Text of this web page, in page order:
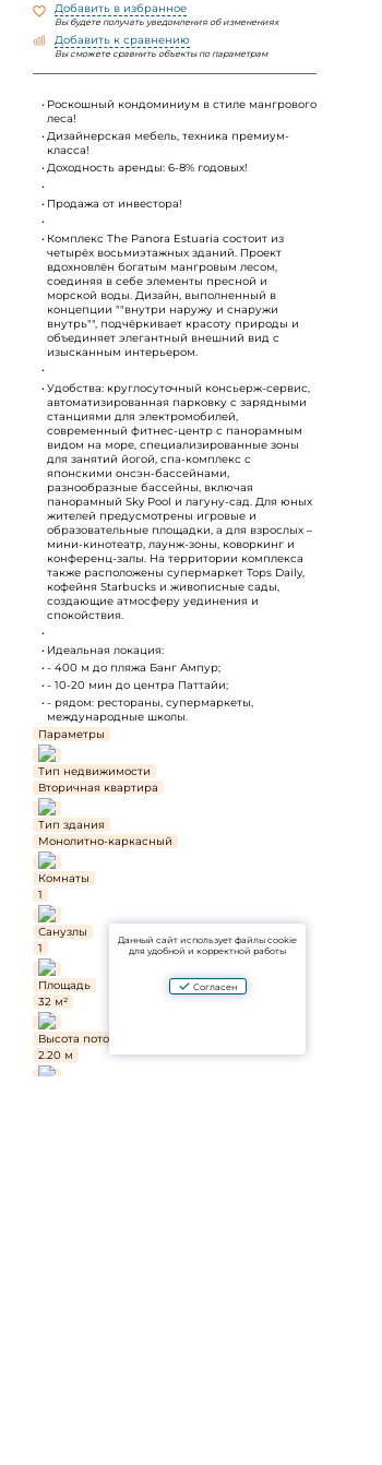
Добавить в избранное
Вы будете получать уведомления об изменениях
Добавить к сравнению
Вы сможете сравнить объекты по параметрам
Роскошный кондоминиум в стиле мангрового
леса!
Дизайнерская мебель, техника премиум-
класса!
Доходность аренды: 6-8% годовых!
Продажа от инвестора!
Комплекс The Panora Estuaria состоит из
четырёх восьмиэтажных зданий. Проект
вдохновлён богатым мангровым лесом,
соединяя в себе элементы пресной и
морской воды. Дизайн, выполненный в
концепции ""внутри наружу и снаружи
внутрь"", подчёркивает красоту природы и
объединяет элегантный внешний вид с
изысканным интерьером.
Удобства: круглосуточный консьерж-сервис,
автоматизированная парковку с зарядными
станциями для электромобилей,
современный фитнес-центр с панорамным
видом на море, специализированные зоны
для занятий йогой, спа-комплекс с
японскими онсэн-бассейнами,
разнообразные бассейны, включая
панорамный Sky Pool и лагуну-сад. Для юных
жителей предусмотрены игровые и
образовательные площадки, а для взрослых –
мини-кинотеатр, лаунж-зоны, коворкинг и
конференц-залы. На территории комплекса
также расположены супермаркет Tops Daily,
кофейня Starbucks и живописные сады,
создающие атмосферу уединения и
спокойствия.
Идеальная локация:
- 400 м до пляжа Банг Ампур;
- 10-20 мин до центра Паттайи;
- рядом: рестораны, супермаркеты,
международные школы.
Параметры
Тип недвижимости
Вторичная квартира
Тип здания
Монолитно-каркасный
Комнаты
1
Санузлы
1
Площадь
32 м²
Высота потолков
2.20 м
Данный сайт использует файлы cookie
для удобной и корректной работы
Согласен